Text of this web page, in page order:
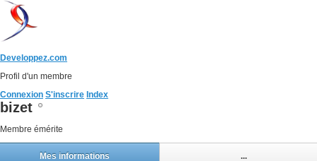
Developpez.com
Profil d'un membre
Connexion S'inscrire Index
bizet
Membre émérite
Mes informations ...